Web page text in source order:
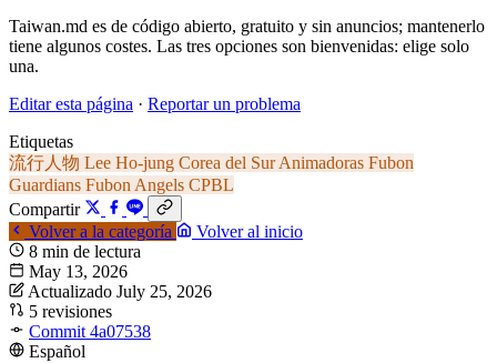
Taiwan.md es de código abierto, gratuito y sin anuncios; mantenerlo
tiene algunos costes. Las tres opciones son bienvenidas: elige solo
una.
Editar esta página · Reportar un problema
Etiquetas
流行人物 Lee Ho-jung Corea del SurAnimadoras Fubon
Guardians Fubon Angels CPBL
Compartir
Volver a la categoría
Volver al inicio
8 min de lectura
May 13, 2026
Actualizado July 25, 2026
5 revisiones
Commit 4a07538
Español